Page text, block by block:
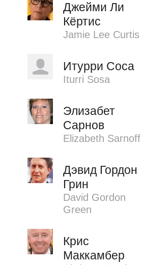
Джейми Ли
Кёртис
Jamie Lee Curtis
Итурри Соса
Iturri Sosa
Элизабет
Сарнов
Elizabeth Sarnoff
Дэвид Гордон
Грин
David Gordon
Green
Крис
Маккамбер